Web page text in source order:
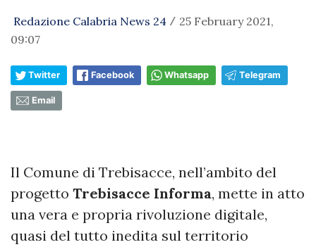
Redazione Calabria News 24 / 25 February 2021,
09:07
Twitter Facebook Whatsapp Telegram
Email
Il Comune di Trebisacce, nell’ambito del
progetto Trebisacce Informa, mette in atto
una vera e propria rivoluzione digitale,
quasi del tutto inedita sul territorio